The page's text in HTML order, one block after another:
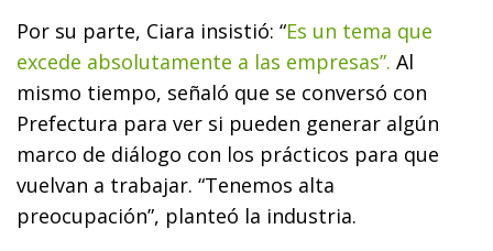
Por su parte, Ciara insistió: “Es un tema que
excede absolutamente a las empresas”. Al
mismo tiempo, señaló que se conversó con
Prefectura para ver si pueden generar algún
marco de diálogo con los prácticos para que
vuelvan a trabajar. “Tenemos alta
preocupación”, planteó la industria.